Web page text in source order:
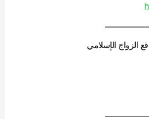
الزواج الإسلامي